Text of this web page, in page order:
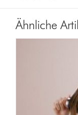
Ähnliche